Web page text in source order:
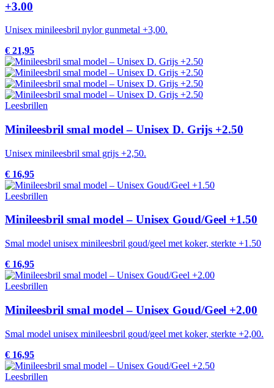
+3.00
Unisex minileesbril nylor gunmetal +3,00.
€ 21,95
Leesbrillen
Minileesbril smal model – Unisex D. Grijs +2.50
Unisex minileesbril smal grijs +2,50.
€ 16,95
Leesbrillen
Minileesbril smal model – Unisex Goud/Geel +1.50
Smal model unisex minileesbril goud/geel met koker, sterkte +1.50
€ 16,95
Leesbrillen
Minileesbril smal model – Unisex Goud/Geel +2.00
Smal model unisex minileesbril goud/geel met koker, sterkte +2,00.
€ 16,95
Leesbrillen